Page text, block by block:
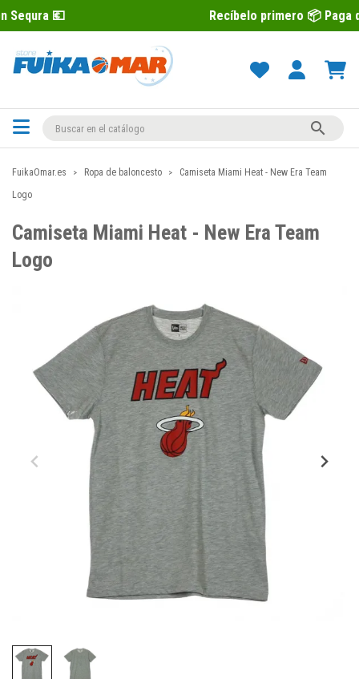
Recíbelo primero 📦 Paga después con

FuikaOmar.es Ropa de baloncesto
Camiseta Miami Heat - New Era Team
Logo
Camiseta Miami Heat - New Era Team
Logo